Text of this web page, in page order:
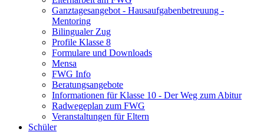
Ganztagesangebot - Hausaufgabenbetreuung -
Mentoring
Bilingualer Zug
Profile Klasse 8
Formulare und Downloads
Mensa
FWG Info
Beratungsangebote
Informationen für Klasse 10 - Der Weg zum Abitur
Radwegeplan zum FWG
Veranstaltungen für Eltern
Schüler